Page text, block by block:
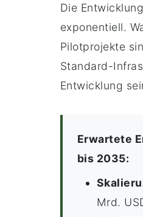
Die
exponentiell.
Pilotprojekte
Standard-
Entwicklung
Erwartete
bis 2035:
Mrd.